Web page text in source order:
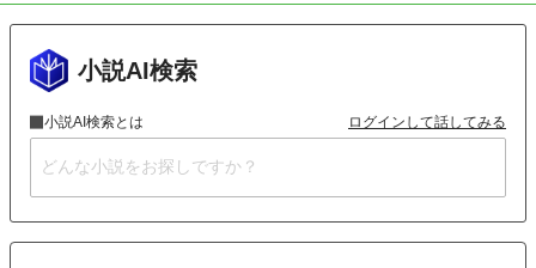
小説AI検索
小説AI検索とは ログインして話してみる